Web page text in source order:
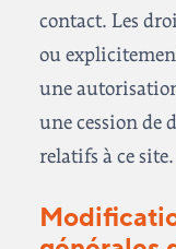
contact. Les
ou
une
une cession de
relatifs à ce site.